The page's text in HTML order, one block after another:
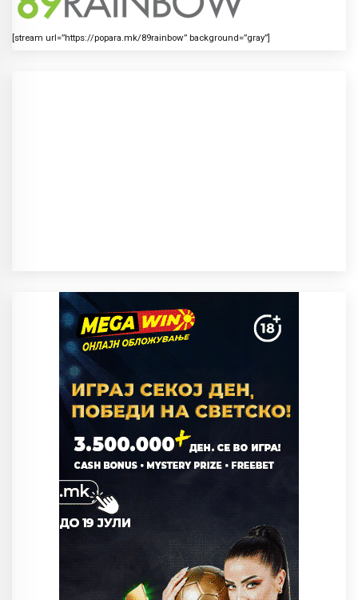
[stream url=”https://popara.mk/89rainbow” background=”gray”]